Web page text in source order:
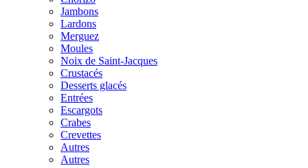
Jambons
Lardons
Merguez
Moules
Noix de Saint-Jacques
Crustacés
Desserts glacés
Entrées
Escargots
Crabes
Crevettes
Autres
Autres